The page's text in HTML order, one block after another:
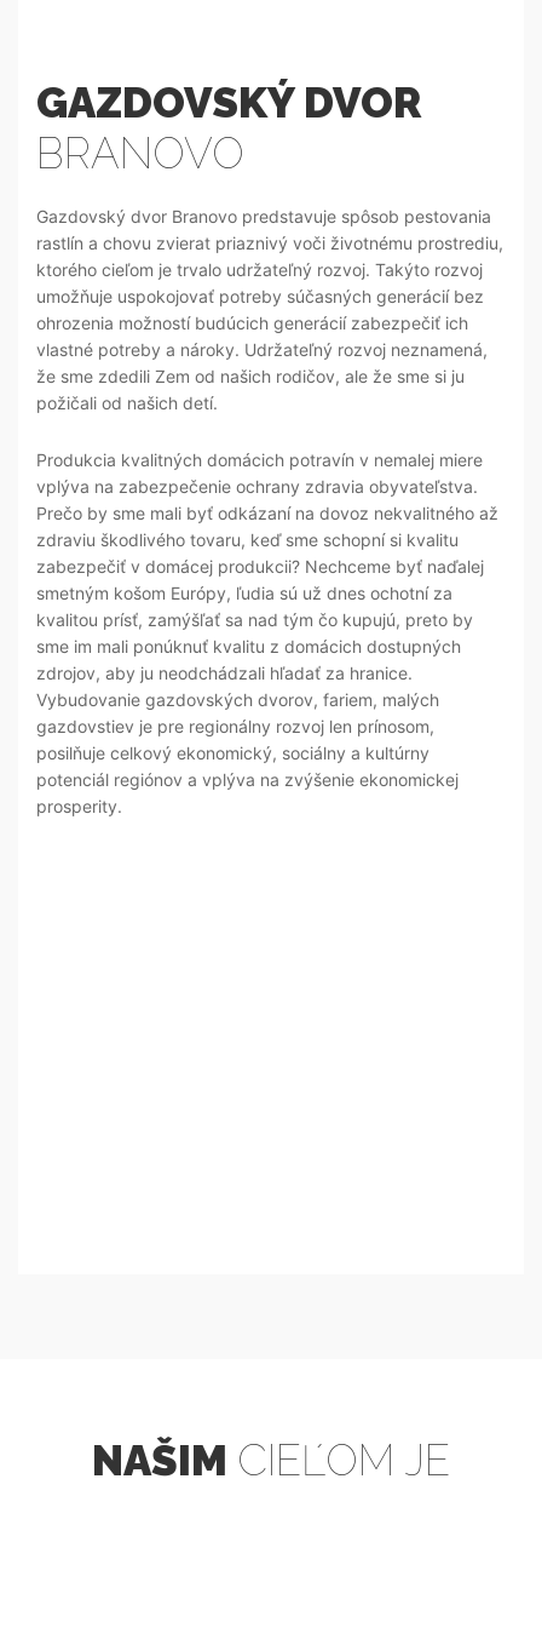
GAZDOVSKÝ DVOR
BRANOVO
Gazdovský dvor Branovo predstavuje spôsob pestovania
rastlín a chovu zvierat priaznivý voči životnému prostrediu,
ktorého cieľom je trvalo udržateľný rozvoj. Takýto rozvoj
umožňuje uspokojovať potreby súčasných generácií bez
ohrozenia možností budúcich generácií zabezpečiť ich
vlastné potreby a nároky. Udržateľný rozvoj neznamená,
že sme zdedili Zem od našich rodičov, ale že sme si ju
požičali od našich detí.
Produkcia kvalitných domácich potravín v nemalej miere
vplýva na zabezpečenie ochrany zdravia obyvateľstva.
Prečo by sme mali byť odkázaní na dovoz nekvalitného až
zdraviu škodlivého tovaru, keď sme schopní si kvalitu
zabezpečiť v domácej produkcii? Nechceme byť naďalej
smetným košom Európy, ľudia sú už dnes ochotní za
kvalitou prísť, zamýšľať sa nad tým čo kupujú, preto by
sme im mali ponúknuť kvalitu z domácich dostupných
zdrojov, aby ju neodchádzali hľadať za hranice.
Vybudovanie gazdovských dvorov, fariem, malých
gazdovstiev je pre regionálny rozvoj len prínosom,
posilňuje celkový ekonomický, sociálny a kultúrny
potenciál regiónov a vplýva na zvýšenie ekonomickej
prosperity.
NAŠIM CIEĽOM JE